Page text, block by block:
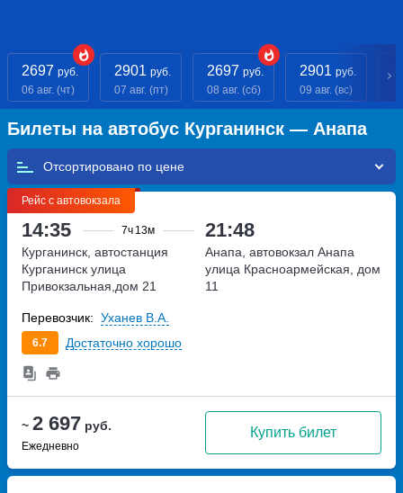
2697 руб.
06 авг. (чт)
2901 руб.
07 авг. (пт)
2697 руб.
08 авг. (сб)
2901 руб.
09 авг. (вс)
Билеты на автобус Курганинск — Анапа
Отсортировано по
Рейс с автовокзала
14:35 7ч 13м 21:48
~ 2 697 руб.
Ежедневно
Купить билет
Курганинск, автостанция
Курганинск улица
Привокзальная,дом 21
Анапа, автовокзал Анапа
улица Красноармейская, дом
11
6.7 Достаточно хорошо
Перевозчик: Уханев В.А.